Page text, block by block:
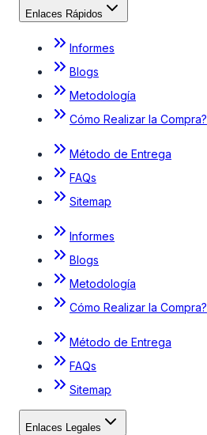
Enlaces Rápidos
Informes
Blogs
Metodología
Cómo Realizar la Compra?
Método de Entrega
FAQs
Sitemap
Informes
Blogs
Metodología
Cómo Realizar la Compra?
Método de Entrega
FAQs
Sitemap
Enlaces Legales